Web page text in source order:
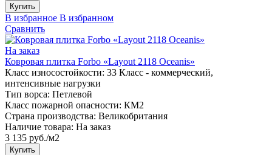
Купить
В избранное В избранном
Сравнить
На заказ
Ковровая плитка Forbo «Layout 2118 Oceanis»
Класс износостойкости: 33 Класс - коммерческий,
интенсивные нагрузки
Тип ворса: Петлевой
Класс пожарной опасности: КМ2
Страна производства: Великобритания
Наличие товара: На заказ
3 135 руб./м2
Купить